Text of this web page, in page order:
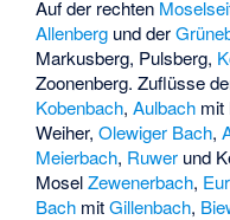
Auf der rechten
Allenberg und der
Markusberg, Pulsberg,
Zoonenberg. Zuflüsse
Kobenbach,Aulbach mit
Weiher,Olewiger Bach,
Meierbach, Ruwer und
MoselZewenerbach,
Bach mitGillenbach,